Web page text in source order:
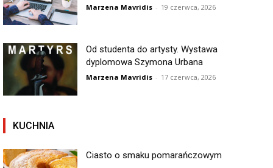
Marzena Mavridis - 19 czerwca, 2026
Od studenta do artysty. Wystawa
dyplomowa Szymona Urbana
Marzena Mavridis - 17 czerwca, 2026
KUCHNIA
Ciasto o smaku pomarańczowym